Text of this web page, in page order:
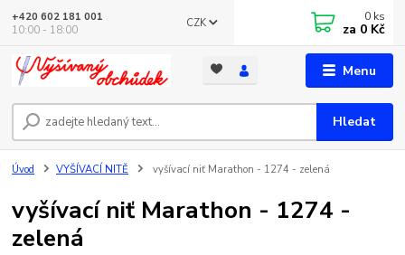
Menu
CZK
Hledat
+420 602 181 001
10:00 - 18:00
0 ks
za 0 Kč
Úvod VYŠÍVACÍ NITĚ vyšívací niť Marathon - 1274 - zelená
vyšívací niť Marathon - 1274 -
zelená